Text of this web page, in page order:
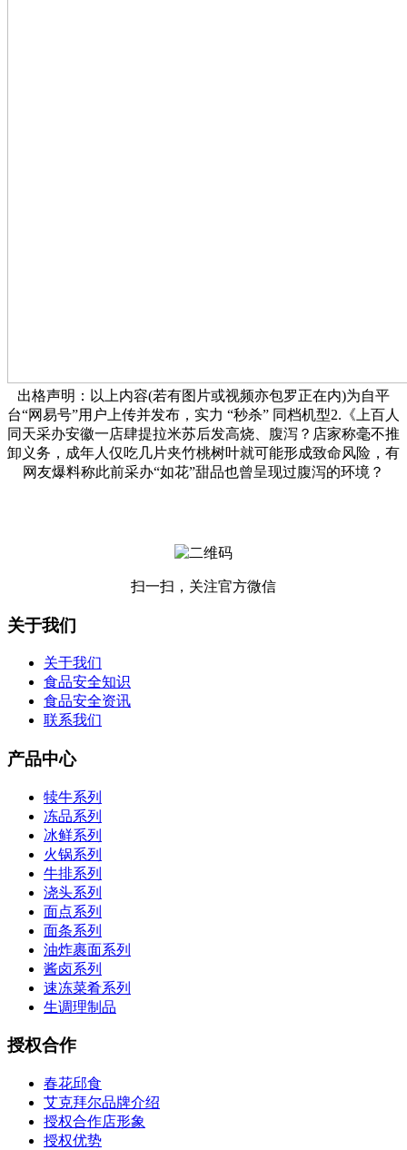
出格声明：以上内容(若有图片或视频亦包罗正在内)为自平
台“网易号”用户上传并发布，实力 “秒杀” 同档机型2.《上百人
同天采办安徽一店肆提拉米苏后发高烧、腹泻？店家称毫不推
卸义务，成年人仅吃几片夹竹桃树叶就可能形成致命风险，有
网友爆料称此前采办“如花”甜品也曾呈现过腹泻的环境？
扫一扫，关注官方微信
关于我们
关于我们
食品安全知识
食品安全资讯
联系我们
产品中心
犊牛系列
冻品系列
冰鲜系列
火锅系列
牛排系列
浇头系列
面点系列
面条系列
油炸裹面系列
酱卤系列
速冻菜肴系列
生调理制品
授权合作
春花邱食
艾克拜尔品牌介绍
授权合作店形象
授权优势